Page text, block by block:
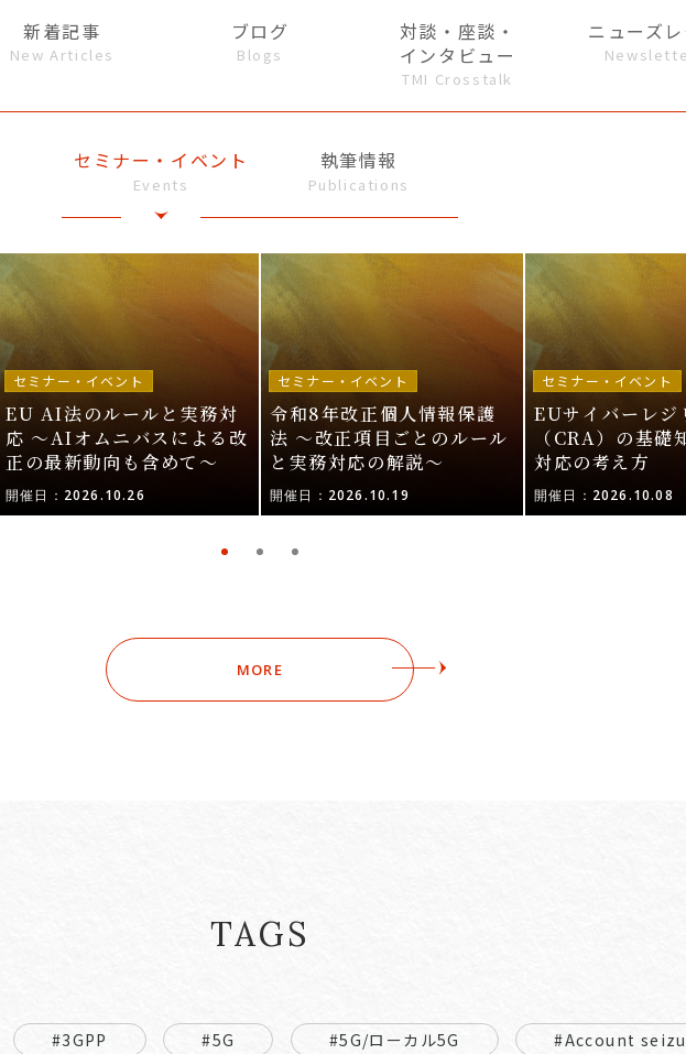
新着記事
New Articles
ブログ
Blogs
対談・座談・
インタビュー
TMI Crosstalk
ニューズ
セミナー・イベント
Events
執筆情報
Publications
セミナー・イベント
EU AI法のルールと実務対
応 〜AIオムニバスによる改
正の最新動向も含めて〜
開催日：2026.10.26
セミナー・イベント
令和8年改正個人情報保護
法 〜改正項目ごとのルール
と実務対応の解説〜
開催日：2026.10.19
セミナー・イベント
EUサイバーレジ
（CRA）の基礎
対応の考え方
開催日：2026.10.08
MORE
TAGS
#3GPP #5G #5G/ローカル5G #Account